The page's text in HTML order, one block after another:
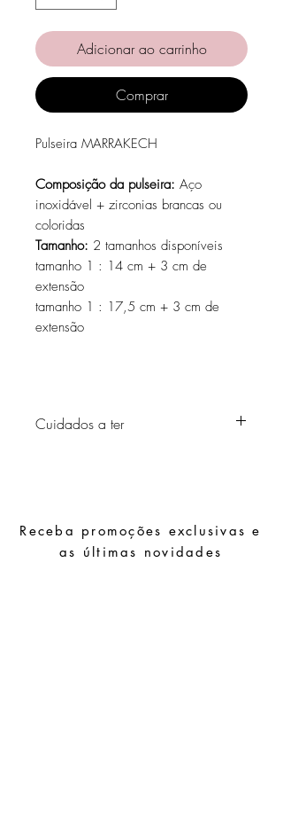
Adicionar ao carrinho
Comprar
Pulseira MARRAKECH
Composição da pulseira: Aço
inoxidável + zirconias brancas ou
coloridas
Tamanho: 2 tamanhos disponíveis
tamanho 1 : 14 cm + 3 cm de
extensão
tamanho 1 : 17,5 cm + 3 cm de
extensão
Cuidados a ter
Guarde as suas peças num local seco e
evite juntá-las com peças de fácil
Receba promoções exclusivas e
as últimas novidades